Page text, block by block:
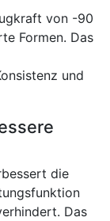
von -90
Formen. Das
und
die
Das